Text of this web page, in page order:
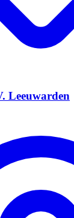
Leeuwarden